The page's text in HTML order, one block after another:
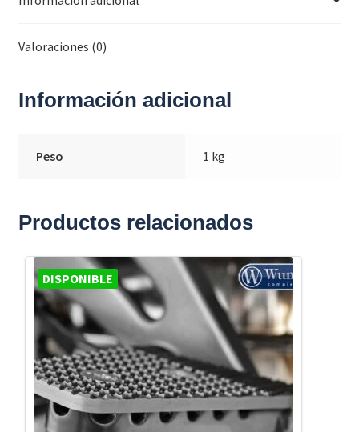
Valoraciones (0)
Información adicional
Peso 1 kg
Productos relacionados
DISPONIBLE